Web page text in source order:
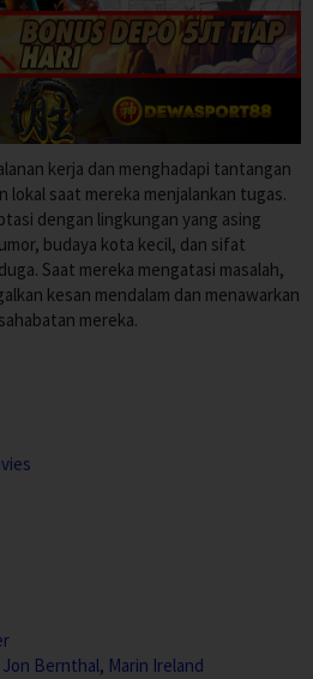
kerja dan menghadapi tantangan
saat mereka menjalankan tugas.
dengan lingkungan yang asing
budaya kota kecil, dan sifat
Saat mereka mengatasi masalah,
kesan mendalam dan menawarkan
mereka.
Jon Bernthal, Marin Ireland